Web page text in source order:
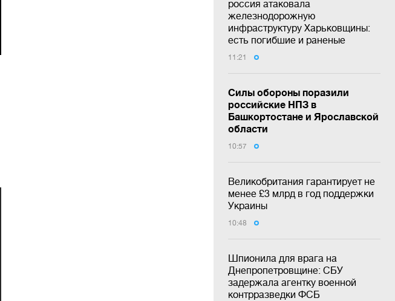
россия атаковала
железнодорожную
инфраструктуру Харьковщины:
есть погибшие и раненые
11:21
Силы обороны поразили
российские НПЗ в
Башкортостане и Ярославской
области
10:57
Великобритания гарантирует не
менее £3 млрд в год поддержки
Украины
10:48
Шпионила для врага на
Днепропетровщине: СБУ
задержала агентку военной
контрразведки ФСБ